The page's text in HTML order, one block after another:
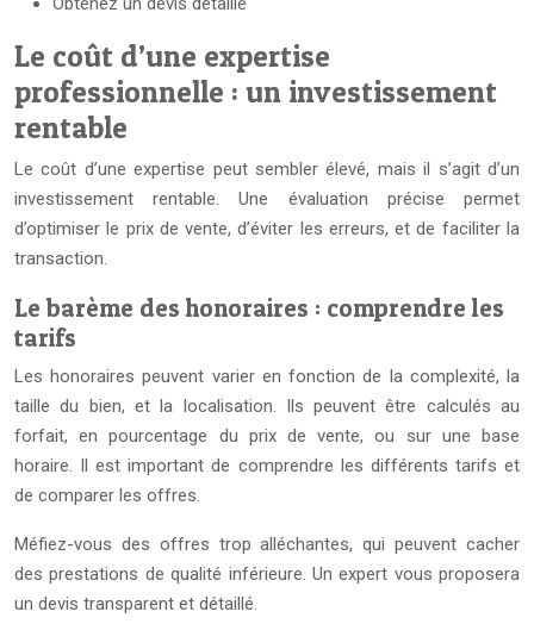
Le coût d’une expertise
professionnelle : un investissement
rentable
Le coût d’une expertise peut sembler élevé, mais il s’agit d’un
investissement rentable. Une évaluation précise permet
d’optimiser le prix de vente, d’éviter les erreurs, et de faciliter la
transaction.
Le barème des honoraires : comprendre les
tarifs
Les honoraires peuvent varier en fonction de la complexité, la
taille du bien, et la localisation. Ils peuvent être calculés au
forfait, en pourcentage du prix de vente, ou sur une base
horaire. Il est important de comprendre les différents tarifs et
de comparer les offres.
Méfiez-vous des offres trop alléchantes, qui peuvent cacher
des prestations de qualité inférieure. Un expert vous proposera
un devis transparent et détaillé.